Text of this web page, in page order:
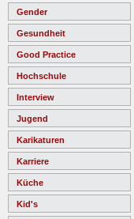
Gender
Gesundheit
Good Practice
Hochschule
Interview
Jugend
Karikaturen
Karriere
Küche
Kid's